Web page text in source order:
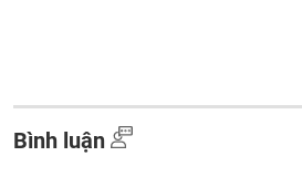
Bình luận